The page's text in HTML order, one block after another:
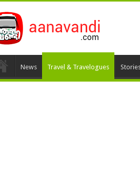
News Travel & Travelogues